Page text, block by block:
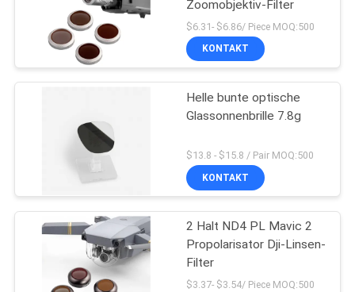
Filter ND1000
Neutraler Nachtfilter
Zoomobjektiv-Filter
$6.31- $6.86/ Piece MOQ:500
KONTAKT
Helle bunte optische
Glassonnenbrille 7.8g
$13.8 - $15.8 / Pair MOQ:500
KONTAKT
2 Halt ND4 PL Mavic 2
Propolarisator Dji-Linsen-
Filter
$3.37- $3.54/ Piece MOQ:500